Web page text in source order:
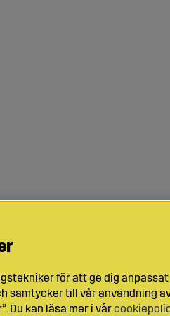
för att ge dig
till vår användning
Du kan läsa mer i vår